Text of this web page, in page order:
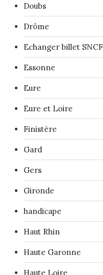
Doubs
Drôme
Echanger billet SNCF
Essonne
Eure
Eure et Loire
Finistère
Gard
Gers
Gironde
handicape
Haut Rhin
Haute Garonne
Haute Loire